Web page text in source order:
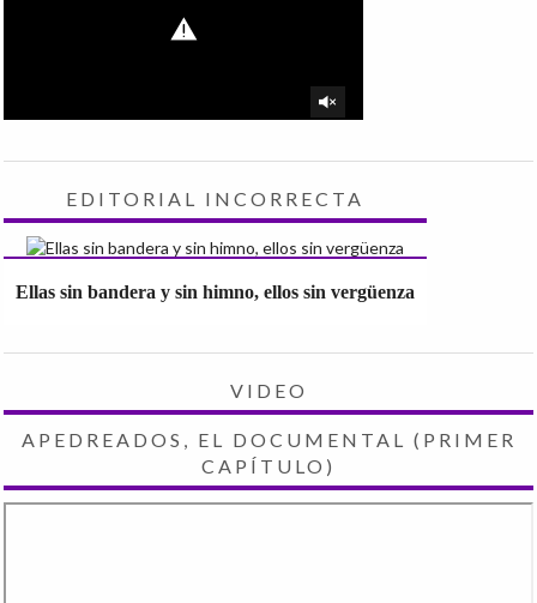
EDITORIAL INCORRECTA
Ellas sin bandera y sin himno, ellos sin vergüenza
VIDEO
APEDREADOS, EL DOCUMENTAL (PRIMER
CAPÍTULO)